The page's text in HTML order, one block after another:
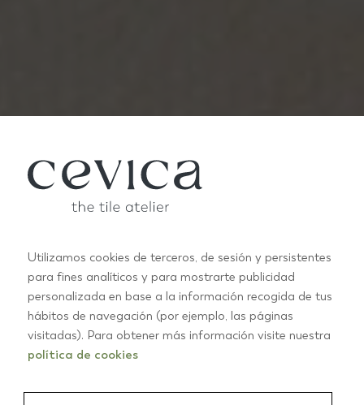
PROFESSIONALS
Designers
Utilizamos cookies de terceros, de sesión y persistentes
para fines analíticos y para mostrarte publicidad
personalizada en base a la información recogida de tus
hábitos de navegación (por ejemplo, las páginas
visitadas). Para obtener más información visite nuestra
política de cookies